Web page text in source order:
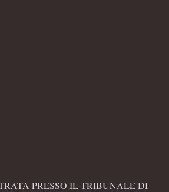
PRESSO IL TRIBUNALE DI